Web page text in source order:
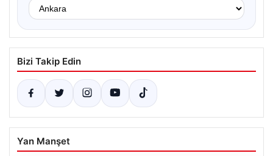
Bizi Takip Edin
Yan Manşet